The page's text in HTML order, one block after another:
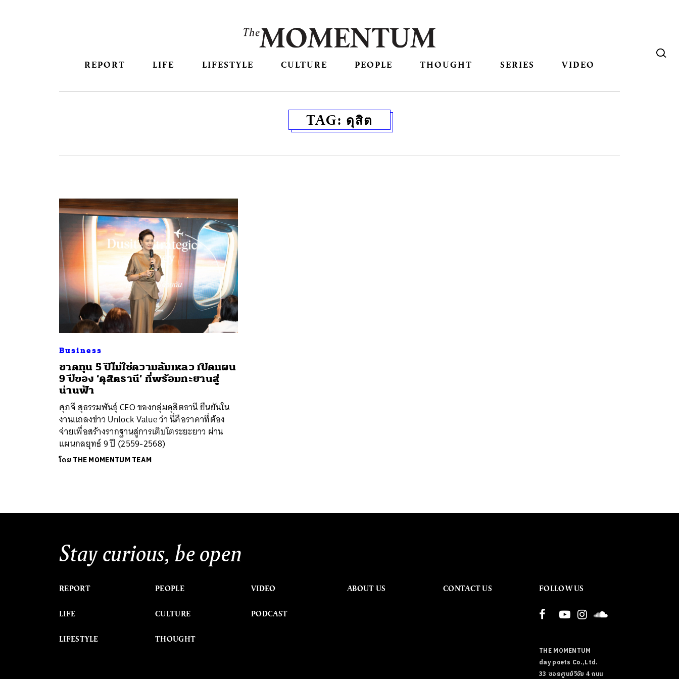
REPORT LIFE LIFESTYLE CULTURE PEOPLE THOUGHT SERIES VIDEO
TAG: ดุสิต
Business
ขาดทุน 5 ปีไม่ใช่ความล้มเหลว เปิดแผน
9 ปีของ ‘ดุสิตธานี’ ที่พร้อมทะยานสู่
น่านฟ้า
ศุภจี สุธรรมพันธุ์ CEO ของกลุ่มดุสิตธานี ยืนยันใน
งานแถลงข่าว Unlock Value ว่า นี่คือราคาที่ต้อง
จ่ายเพื่อสร้างรากฐานสู่การเติบโตระยะยาว ผ่าน
แผนกลยุทธ์ 9 ปี (2559-2568)
โดย THE MOMENTUM TEAM
Stay curious, be open
REPORT
LIFE
LIFESTYLE
PEOPLE
CULTURE
THOUGHT
VIDEO
PODCAST
ABOUT US CONTACT US FOLLOW US
THE MOMENTUM
day poets Co.,Ltd.
33 ซอยศูนย์วิจัย 4 ถนน
ค้นหา